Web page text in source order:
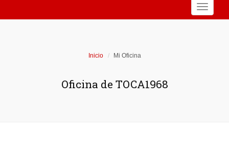
Toggle
Inicio Mi Oficina
Oficina de TOCА1968